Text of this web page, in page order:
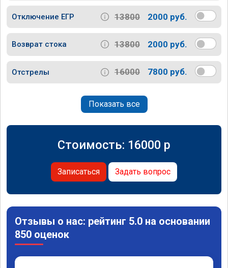
Отключение ЕГР 13800 2000 руб.
Возврат стока 13800 2000 руб.
Отстрелы 16000 7800 руб.
Показать все
Стоимость: 16000 p
Записаться Задать вопрос
Отзывы о нас: рейтинг 5.0 на основании
850 оценок